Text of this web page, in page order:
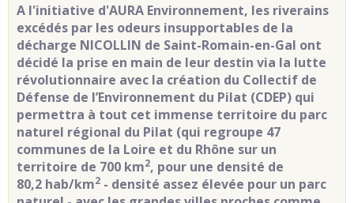
A l'initiative d'AURA Environnement, les riverains
excédés par les odeurs insupportables de la
décharge NICOLLIN de Saint-Romain-en-Gal ont
décidé la prise en main de leur destin via la lutte
révolutionnaire avec la création du Collectif de
Défense de l’Environnement du Pilat (CDEP) qui
permettra à tout cet immense territoire du parc
naturel régional du Pilat (qui regroupe 47
communes de la Loire et du Rhône sur un
territoire de 700 km2, pour une densité de
80,2 hab/km2 - densité assez élevée pour un parc